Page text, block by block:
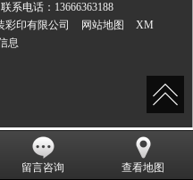
系电话：13666363188
彩印有限公司 网站地图
XM
息
留言咨询 查看地图